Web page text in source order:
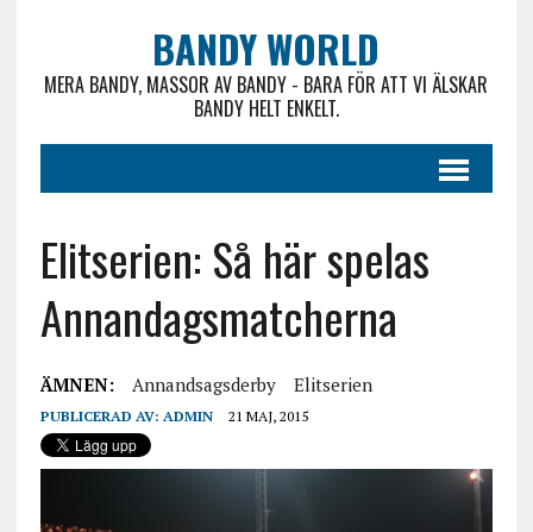
BANDY WORLD
MERA BANDY, MASSOR AV BANDY - BARA FÖR ATT VI ÄLSKAR
BANDY HELT ENKELT.
Elitserien: Så här spelas
Annandagsmatcherna
ÄMNEN: Annandsagsderby Elitserien
PUBLICERAD AV: ADMIN 21 MAJ, 2015